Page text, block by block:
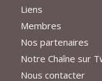
Liens
Membres
Nos partenaires
Notre Chaîne sur
Nous contacter